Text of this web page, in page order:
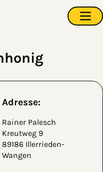
Adresse:
Rainer Palesch
Kreutweg 9
89186 Illerrieden-
Wangen